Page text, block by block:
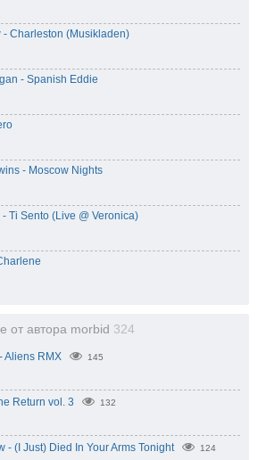
- Charleston (Musikladen)
- Spanish Eddie
- Moscow Nights
- Ti Sento (Live @ Veronica)
от автора morbid 324
Aliens RMX 145
Return vol. 3 132
- (I Just) Died In Your Arms Tonight 124